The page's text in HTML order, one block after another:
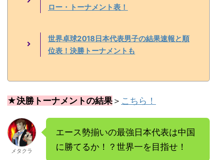
ロー・トーナメント表！
世界卓球2018日本代表男子の結果速報と順
位表！決勝トーナメントも
★決勝トーナメントの結果＞ こちら！
メタクラ
エース勢揃いの最強日本代表は中国
に勝てるか！？世界一を目指せ！